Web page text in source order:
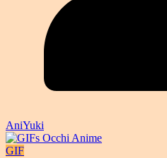
AniYuki
GIF